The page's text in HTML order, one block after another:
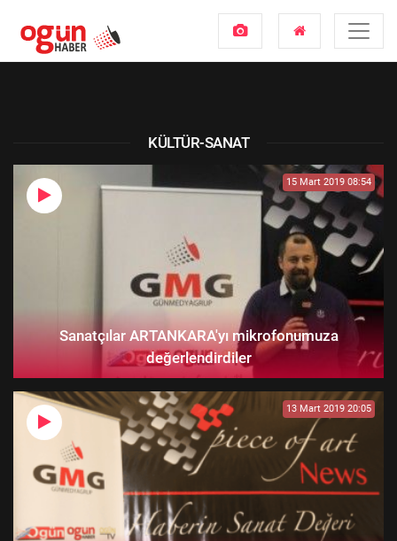
KÜLTÜR-SANAT
15 Mart 2019 08:54
Sanatçılar ARTANKARA'yı mikrofonumuza
değerlendirdiler
13 Mart 2019 20:05